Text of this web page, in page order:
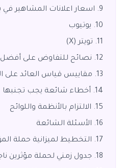
اسعار اعلانات المشاهير في
يوتيوب
تويتر (X)
نصائح للتفاوض على
مقاييس قياس العائد على
أخطاء شائعة يجب تجنبها
الالتزام بالأنظمة واللوائح
الأسئلة الشائعة
التخطيط لميزانية حملة
جدول زمني لحملة مؤثرين